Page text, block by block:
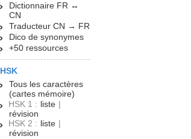
Dictionnaire FR ↔
CN
Traducteur CN → FR
Dico de synonymes
+50 ressources
HSK
Tous les caractères
(cartes mémoire)
HSK 1 : liste |
révision
HSK 2 : liste |
révision